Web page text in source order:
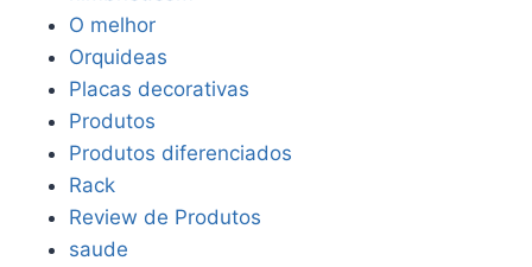
O melhor
Orquideas
Placas decorativas
Produtos
Produtos diferenciados
Rack
Review de Produtos
saude